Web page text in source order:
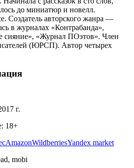
до миниатюр и новелл.
авторского жанра —
в журналах «Контрабанда»,
«Журнал ПОэтов». Член
(ЮРСП). Автор четырех
г.
18+
AmazonWildberriesYandex market
mobi